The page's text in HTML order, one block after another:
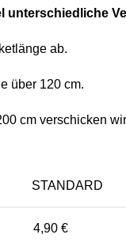
unterschiedliche
ab.
über 120 cm.
cm verschicken
STANDARD
4,90 €